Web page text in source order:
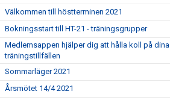
Välkommen till höstterminen 2021
Bokningsstart till HT-21 - träningsgrupper
Medlemsappen hjälper dig att hålla koll på dina
träningstillfällen
Sommarläger 2021
Årsmötet 14/4 2021